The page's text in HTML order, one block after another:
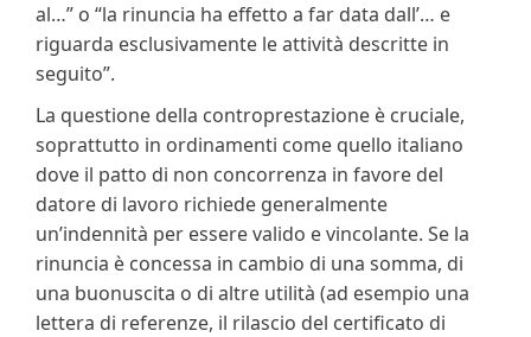
al…” o “la rinuncia ha effetto a far data dall’… e
riguarda esclusivamente le attività descritte in
seguito”.
La questione della controprestazione è cruciale,
soprattutto in ordinamenti come quello italiano
dove il patto di non concorrenza in favore del
datore di lavoro richiede generalmente
un’indennità per essere valido e vincolante. Se la
rinuncia è concessa in cambio di una somma, di
una buonuscita o di altre utilità (ad esempio una
lettera di referenze, il rilascio del certificato di